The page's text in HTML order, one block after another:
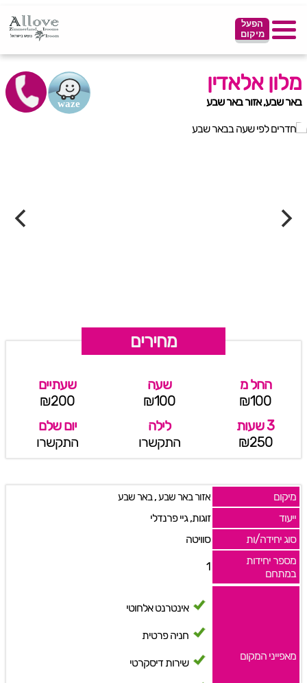
הפעל
מיקום
מלון אלאדין
באר שבע, אזור באר שבע
מחירים
החל מ
₪100
שעה
₪100
שעתיים
₪200
3 שעות
₪250
לילה
התקשרו
יום שלם
התקשרו
מיקום אזור באר שבע,באר שבע
ייעוד
זוגות, גיי פרנדלי
סוג יחידה/ות
סוויטה
מספר יחידות
במתחם
1
מאפייני המקום
אינטרנט אלחוטי
חניה פרטית
שירות דיסקרטי